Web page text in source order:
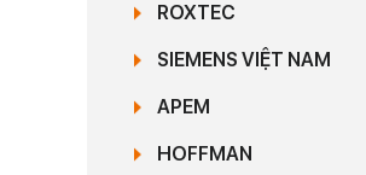
ROXTEC
SIEMENS VIỆT NAM
APEM
HOFFMAN